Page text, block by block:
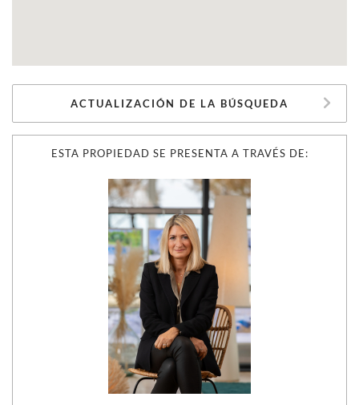
ESTA PROPIEDAD SE PRESENTA A TRAVÉS DE:
ACTUALIZACIÓN DE LA BÚSQUEDA